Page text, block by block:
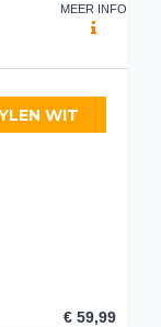
MEER INFO
WIT
€ 59,99